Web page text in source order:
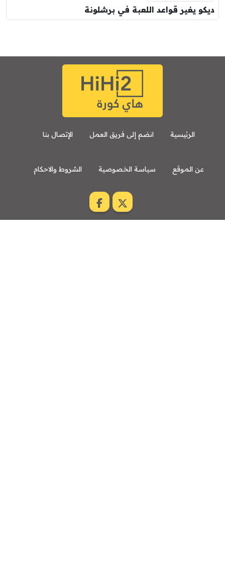
ديكو يغير قواعد اللعبة في برشلونة
الرئيسية انضم إلى فريق العمل الإتصال بنا
عن الموقع سياسة الخصوصية الشروط والاحكام